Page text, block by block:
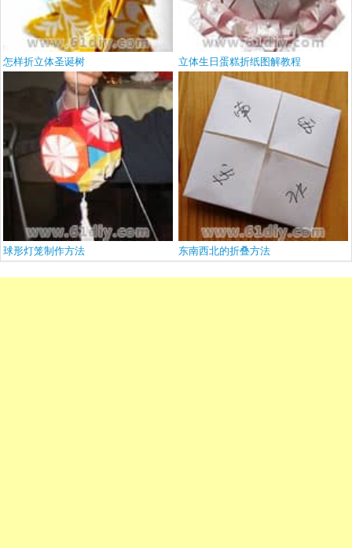
怎样折立体圣诞树 立体生日蛋糕折纸图解教程
球形灯笼制作方法 东南西北的折叠方法